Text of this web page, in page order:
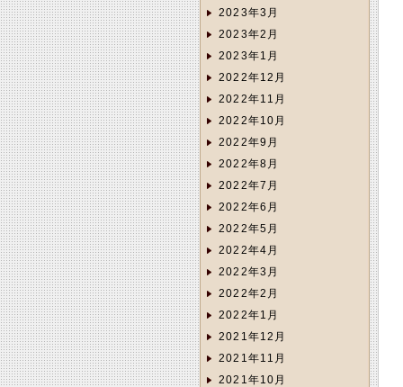
2023年3月
2023年2月
2023年1月
2022年12月
2022年11月
2022年10月
2022年9月
2022年8月
2022年7月
2022年6月
2022年5月
2022年4月
2022年3月
2022年2月
2022年1月
2021年12月
2021年11月
2021年10月